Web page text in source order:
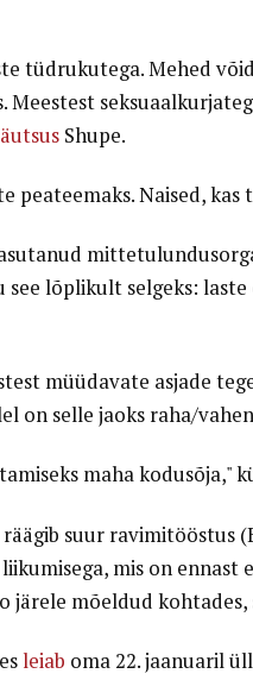
tüdrukutega. Mehed
Shupe.
peateemaks. Naised, kas
see lõplikult selgeks: laste
müüdavate asjade
on selle jaoks raha/
maha kodusõja,"
suur ravimitööstus
mis on ennast
järele mõeldud kohtades,
leiab oma 22. jaanuaril